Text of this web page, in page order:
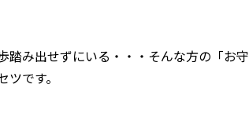
踏み出せずにいる・・・そんな方の「お守
です。